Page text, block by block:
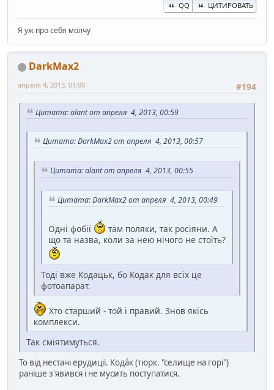
QQ ЦИТИРОВАТЬ
Я уж про себя молчу
DarkMax2
#194
апреля 4, 2013, 01:00
Цитата: alant от апреля 4, 2013, 00:59
Цитата: DarkMax2 от апреля 4, 2013, 00:57
Цитата: alant от апреля 4, 2013, 00:55
Цитата: DarkMax2 от апреля 4, 2013, 00:49
Одні фобії
там поляки, так росіяни. А
що та назва, коли за нею нічого не стоїть?
Тоді вже Кодацьк, бо Кодак для всіх це
фотоапарат.
Хто старший - той і правий. Знов якісь
комплекси.
Так сміятимуться.
То від нестачі ерудиції. Кода́к (тюрк. "селище на горі")
раніше з'явився і не мусить поступатися.